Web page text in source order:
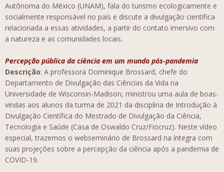
Autônoma do México (UNAM), fala do turismo ecologicamente e
socialmente responsável no país e discute a divulgação científica
relacionada a essas atividades, a partir do contato imersivo com
a natureza e as comunidades locais.
Percepção pública da ciência em um mundo pós-pandemia
Descrição: A professora Dominique Brossard, chefe do
Departamento de Divulgação das Ciências da Vida na
Universidade de Wisconsin-Madison, ministrou uma aula de boas-
vindas aos alunos da turma de 2021 da disciplina de Introdução à
Divulgação Científica do Mestrado de Divulgação da Ciência,
Tecnologia e Saúde (Casa de Oswaldo Cruz/Fiocruz). Neste vídeo
especial, trazemos o webseminário de Brossard na íntegra com
suas projeções sobre a percepção da ciência após a pandemia de
COVID-19.